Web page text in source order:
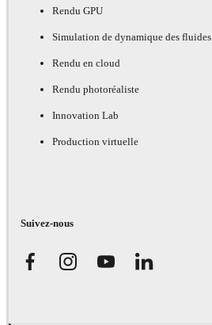
Rendu GPU
Simulation de dynamique des fluides
Rendu en cloud
Rendu photoréaliste
Innovation Lab
Production virtuelle
Suivez-nous